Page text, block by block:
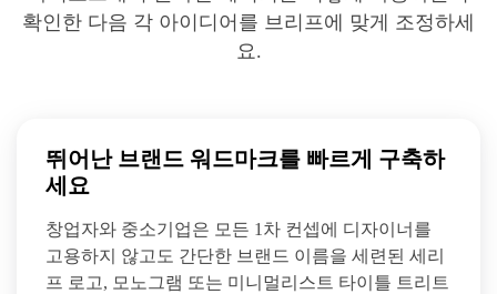
확인한 다음 각 아이디어를 브리프에 맞게 조정하세
요.
뛰어난 브랜드 워드마크를 빠르게 구축하
세요
창업자와 중소기업은 모든 1차 컨셉에 디자이너를
고용하지 않고도 간단한 브랜드 이름을 세련된 세리
프 로고, 모노그램 또는 미니멀리스트 타이틀 트리트